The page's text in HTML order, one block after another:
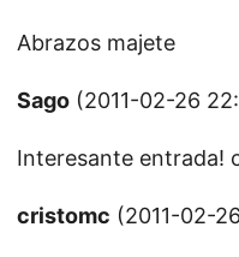
Abrazos majete
Sago (2011-02-26
Interesante entrada!
cristomc (2011-02-